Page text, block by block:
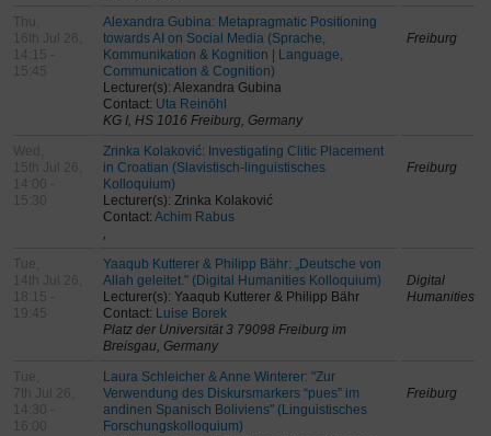
Thu,
16th Jul 26,
14:15 -
15:45
Alexandra Gubina: Metapragmatic Positioning
towards AI on Social Media (Sprache,
Kommunikation & Kognition | Language,
Communication & Cognition)
Lecturer(s): Alexandra Gubina
Contact: Uta Reinöhl
KG I, HS 1016 Freiburg, Germany
Freiburg
Wed,
15th Jul 26,
15:30
Zrinka Kolaković: Investigating Clitic Placement
in Croatian (Slavistisch-linguistisches
Kolloquium)
Lecturer(s): Zrinka Kolaković
Contact: Achim Rabus
,
Freiburg
Tue,
14th Jul 26,
18:15 -
19:45
Yaaqub Kutterer & Philipp Bähr: „Deutsche von
Allah geleitet." (Digital Humanities Kolloquium)
Lecturer(s): Yaaqub Kutterer & Philipp Bähr
Contact: Luise Borek
Platz der Universität 3 79098 Freiburg im
Breisgau, Germany
Digital
Humanities
Tue,
7th Jul 26,
14:30 -
16:00
Laura Schleicher & Anne Winterer: "Zur
Verwendung des Diskursmarkers “pues” im
andinen Spanisch Boliviens" (Linguistisches
Forschungskolloquium)
Freiburg